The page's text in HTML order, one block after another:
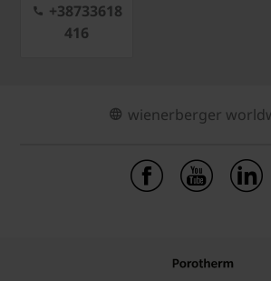
+38733618
416
wienerberger